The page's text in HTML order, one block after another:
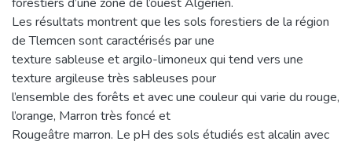
Les résultats montrent que les sols forestiers de la région
de Tlemcen sont caractérisés par une
texture sableuse et argilo-limoneux qui tend vers une
texture argileuse très sableuses pour
l’ensemble des forêts et avec une couleur qui varie du rouge,
l’orange, Marron très foncé et
Rougeâtre marron. Le pH des sols étudiés est alcalin avec